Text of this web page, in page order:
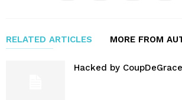
RELATED ARTICLES MORE FROM
Hacked by CoupDeGrace